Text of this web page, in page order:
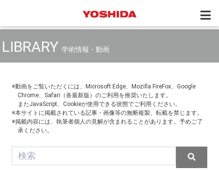
LIBRARY 学術情報・動画
※動画をご覧いただくには、Microsoft Edge、Mozilla FireFox、Google
Chrome、Safari（各最新版）のご利用を推奨いたします。
またJavaScript、Cookieが使用できる状態でご利用ください。
※本サイトに掲載されている記事・画像等の無断複製、転載を禁じます。
※掲載内容には、執筆者個人の見解が含まれることがあります。予めご了
承ください。